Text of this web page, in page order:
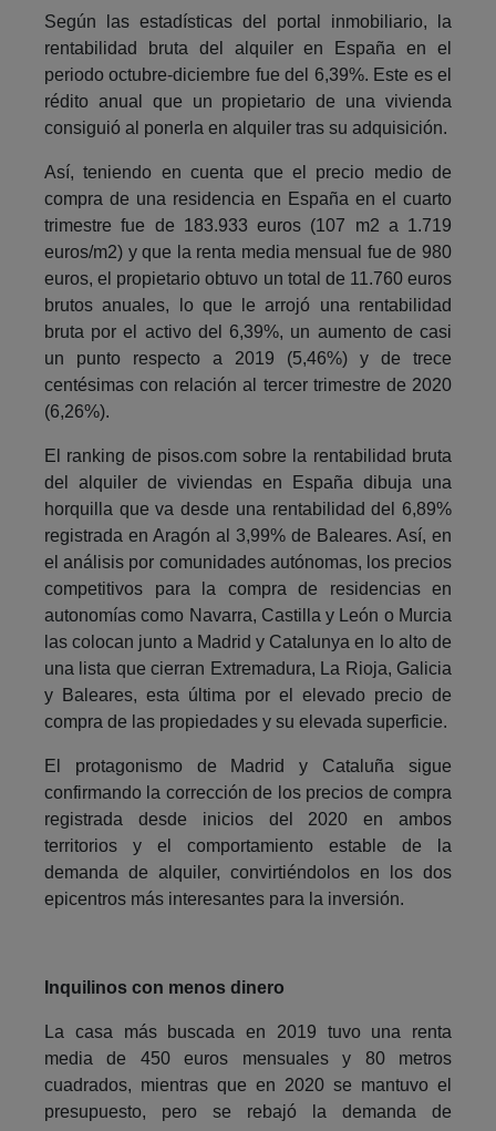
Según las estadísticas del portal inmobiliario, la
rentabilidad bruta del alquiler en España en el
periodo octubre-diciembre fue del 6,39%. Este es el
rédito anual que un propietario de una vivienda
consiguió al ponerla en alquiler tras su adquisición.
Así, teniendo en cuenta que el precio medio de
compra de una residencia en España en el cuarto
trimestre fue de 183.933 euros (107 m2 a 1.719
euros/m2) y que la renta media mensual fue de 980
euros, el propietario obtuvo un total de 11.760 euros
brutos anuales, lo que le arrojó una rentabilidad
bruta por el activo del 6,39%, un aumento de casi
un punto respecto a 2019 (5,46%) y de trece
centésimas con relación al tercer trimestre de 2020
(6,26%).
El ranking de pisos.com sobre la rentabilidad bruta
del alquiler de viviendas en España dibuja una
horquilla que va desde una rentabilidad del 6,89%
registrada en Aragón al 3,99% de Baleares. Así, en
el análisis por comunidades autónomas, los precios
competitivos para la compra de residencias en
autonomías como Navarra, Castilla y León o Murcia
las colocan junto a Madrid y Catalunya en lo alto de
una lista que cierran Extremadura, La Rioja, Galicia
y Baleares, esta última por el elevado precio de
compra de las propiedades y su elevada superficie.
El protagonismo de Madrid y Cataluña sigue
confirmando la corrección de los precios de compra
registrada desde inicios del 2020 en ambos
territorios y el comportamiento estable de la
demanda de alquiler, convirtiéndolos en los dos
epicentros más interesantes para la inversión.
Inquilinos con menos dinero
La casa más buscada en 2019 tuvo una renta
media de 450 euros mensuales y 80 metros
cuadrados, mientras que en 2020 se mantuvo el
presupuesto, pero se rebajó la demanda de